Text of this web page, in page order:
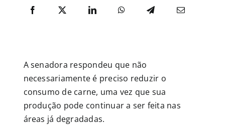
A senadora respondeu que não
necessariamente é preciso reduzir o
consumo de carne, uma vez que sua
produção pode continuar a ser feita nas
áreas já degradadas.